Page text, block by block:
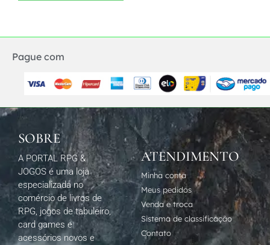
Pague com
SOBRE
A PORTAL RPG &
JOGOS é uma loja
especializada no
comércio de livros de
RPG, jogos de tabuleiro,
card games e
acessórios novos e
ATENDIMENTO
Minha conta
Meus pedidos
Venda e troca
Sistema de classificação
Contato